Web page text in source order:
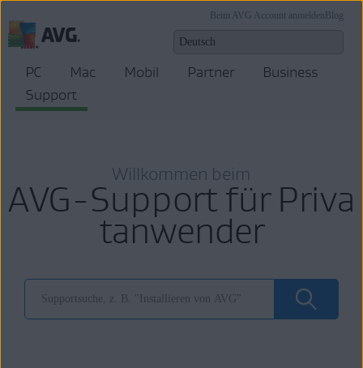
Blog
Beim AVG Account anmelden
PC Mac Mobil Partner
Business
Support
Willkommen beim
AVG-Support für Priva
tanwender